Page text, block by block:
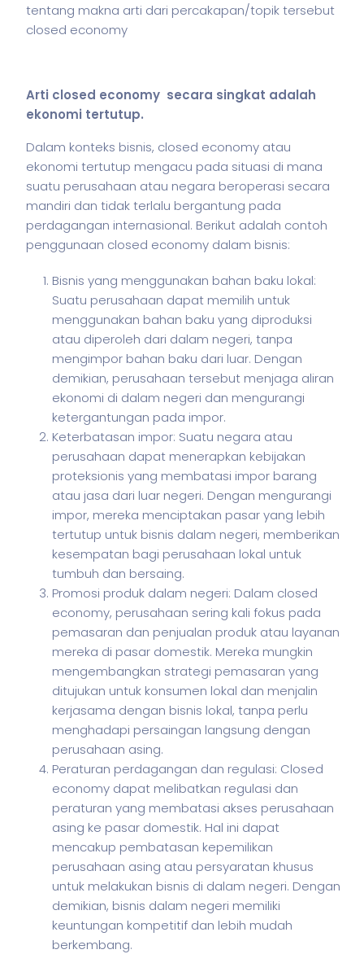
tentang makna arti dari percakapan/topik tersebut
closed economy
Arti closed economy secara singkat adalah
ekonomi tertutup.
Dalam konteks bisnis, closed economy atau
ekonomi tertutup mengacu pada situasi di mana
suatu perusahaan atau negara beroperasi secara
mandiri dan tidak terlalu bergantung pada
perdagangan internasional. Berikut adalah contoh
penggunaan closed economy dalam bisnis:
Bisnis yang menggunakan bahan baku lokal:
Suatu perusahaan dapat memilih untuk
menggunakan bahan baku yang diproduksi
atau diperoleh dari dalam negeri, tanpa
mengimpor bahan baku dari luar. Dengan
demikian, perusahaan tersebut menjaga aliran
ekonomi di dalam negeri dan mengurangi
ketergantungan pada impor.
Keterbatasan impor: Suatu negara atau
perusahaan dapat menerapkan kebijakan
proteksionis yang membatasi impor barang
atau jasa dari luar negeri. Dengan mengurangi
impor, mereka menciptakan pasar yang lebih
tertutup untuk bisnis dalam negeri, memberikan
kesempatan bagi perusahaan lokal untuk
tumbuh dan bersaing.
Promosi produk dalam negeri: Dalam closed
economy, perusahaan sering kali fokus pada
pemasaran dan penjualan produk atau layanan
mereka di pasar domestik. Mereka mungkin
mengembangkan strategi pemasaran yang
ditujukan untuk konsumen lokal dan menjalin
kerjasama dengan bisnis lokal, tanpa perlu
menghadapi persaingan langsung dengan
perusahaan asing.
Peraturan perdagangan dan regulasi: Closed
economy dapat melibatkan regulasi dan
peraturan yang membatasi akses perusahaan
asing ke pasar domestik. Hal ini dapat
mencakup pembatasan kepemilikan
perusahaan asing atau persyaratan khusus
untuk melakukan bisnis di dalam negeri. Dengan
demikian, bisnis dalam negeri memiliki
keuntungan kompetitif dan lebih mudah
berkembang.